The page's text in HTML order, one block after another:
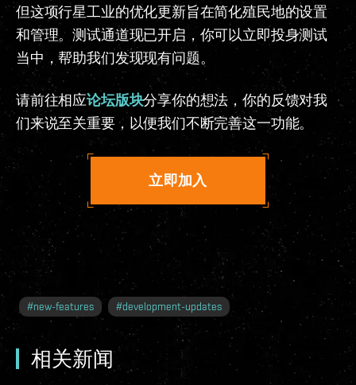
但这项行星工业的优化更新旨在简化殖民地的设置
和管理。测试通道现已开启，你可以立即投身测试
当中，帮助我们发现现有问题。
请前往相应论坛版块分享你的想法，你的反馈对我
们来说至关重要，以便我们不断完善这一功能。
立即加入
#new-features #development-updates
相关新闻